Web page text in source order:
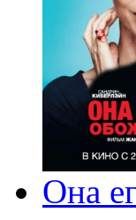
Она